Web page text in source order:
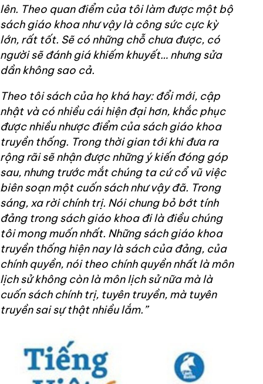
lên. Theo quan điểm của tôi làm được một bộ
sách giáo khoa như vậy là công sức cực kỳ
lớn, rất tốt. Sẽ có những chỗ chưa được, có
người sẽ đánh giá khiếm khuyết… nhưng sửa
dần không sao cả.
Theo tôi sách của họ khá hay: đổi mới, cập
nhật và có nhiều cái hiện đại hơn, khắc phục
được nhiều nhược điểm của sách giáo khoa
truyền thống. Trong thời gian tới khi đưa ra
rộng rãi sẽ nhận được những ý kiến đóng góp
sau, nhưng trước mắt chúng ta cứ cổ vũ việc
biên soạn một cuốn sách như vậy đã. Trong
sáng, xa rời chính trị. Nói chung bỏ bớt tính
đảng trong sách giáo khoa đi là điều chúng
tôi mong muốn nhất. Những sách giáo khoa
truyền thống hiện nay là sách của đảng, của
chính quyền, nói theo chính quyền nhất là môn
lịch sử không còn là môn lịch sử nữa mà là
cuốn sách chính trị, tuyên truyền, mà tuyên
truyền sai sự thật nhiều lắm.”